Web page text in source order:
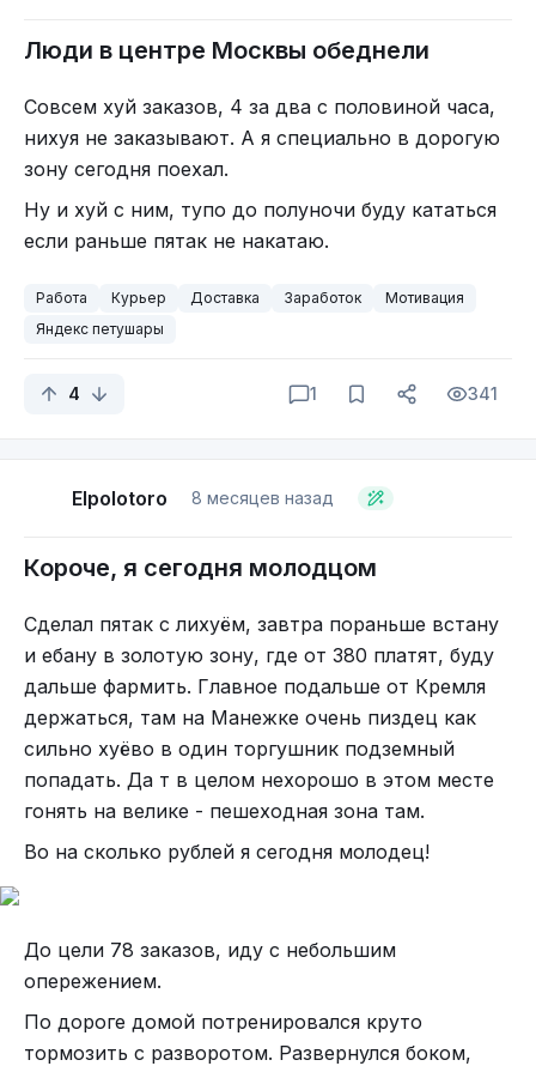
Люди в центре Москвы обеднели
Совсем хуй заказов, 4 за два с половиной часа,
нихуя не заказывают. А я специально в дорогую
зону сегодня поехал.
Ну и хуй с ним, тупо до полуночи буду кататься
если раньше пятак не накатаю.
Работа Курьер Доставка Заработок
Мотивация
Яндекс петушары
4 1 341
Elpolotoro 8 месяцев назад
Короче, я сегодня молодцом
Сделал пятак с лихуём, завтра пораньше встану
и ебану в золотую зону, где от 380 платят, буду
дальше фармить. Главное подальше от Кремля
держаться, там на Манежке очень пиздец как
сильно хуёво в один торгушник подземный
попадать. Да т в целом нехорошо в этом месте
гонять на велике - пешеходная зона там.
Во на сколько рублей я сегодня молодец!
До цели 78 заказов, иду с небольшим
опережением.
По дороге домой потренировался круто
тормозить с разворотом. Развернулся боком,